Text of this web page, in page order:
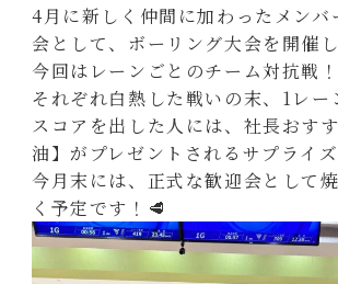
4月に新しく仲間に加わったメンバ
会として、ボーリング大会を開催し
今回はレーンごとのチーム対抗戦！
それぞれ白熱した戦いの末、1レー
スコアを出した人には、社長おす
油】がプレゼントされるサプライ
今月末には、正式な歓迎会として
く予定です！🥩